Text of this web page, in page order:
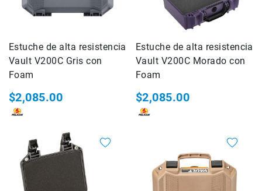
Consumibles
Marcas
AZDEN
CARRY
CineLogic
DOLICA
easyCover
FIRMCAM
Estuche de alta resistencia
Vault V200C Gris con
Foam
$2,085.00
Estuche de alta resistencia
Vault V200C Morado con
Foam
$2,085.00